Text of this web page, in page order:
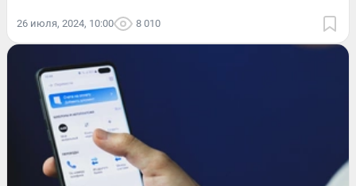
26 июля, 2024, 10:00 8 010